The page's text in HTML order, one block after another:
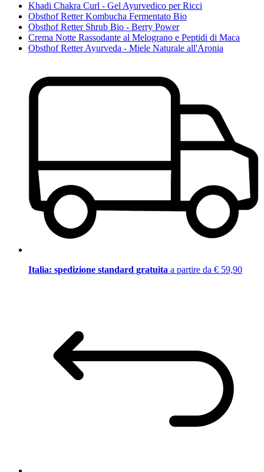
Khadi Chakra Curl - Gel Ayurvedico per Ricci
Obsthof Retter Kombucha Fermentato Bio
Obsthof Retter Shrub Bio - Berry Power
Crema Notte Rassodante al Melograno e Peptidi di Maca
Obsthof Retter Ayurveda - Miele Naturale all'Aronia
Italia: spedizione standard gratuita a partire da € 59,90